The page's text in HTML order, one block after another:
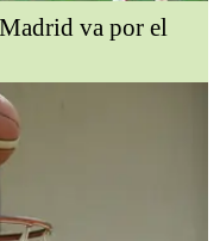
va por el